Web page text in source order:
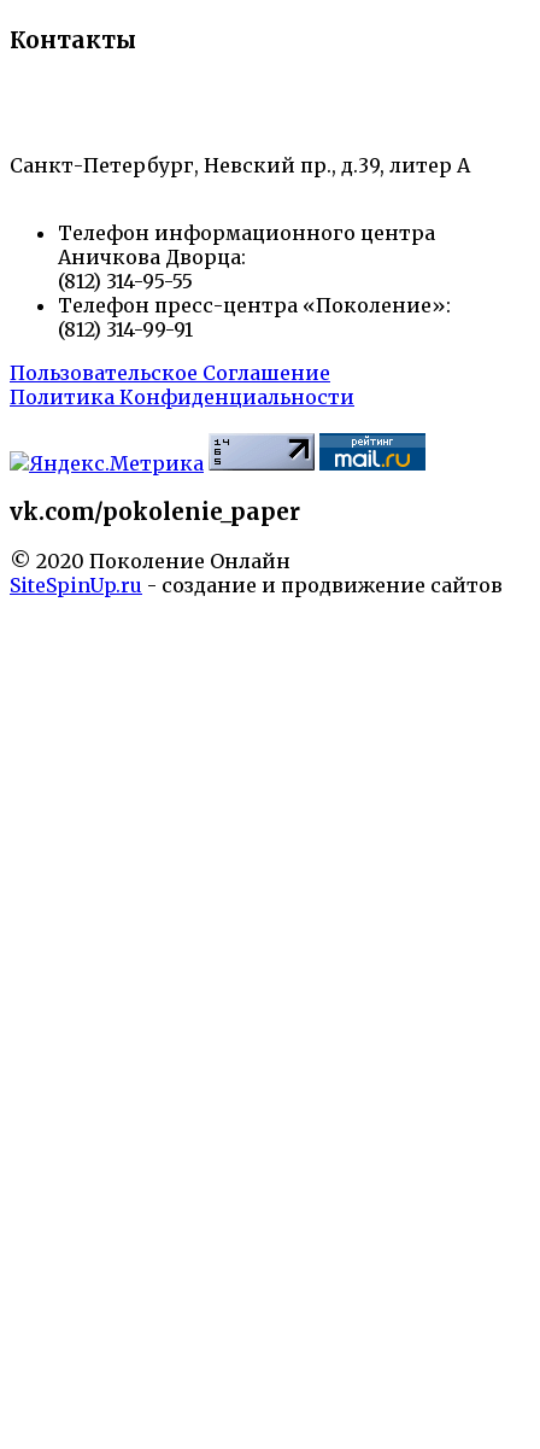
Контакты
Санкт-Петербург, Невский пр., д.39, литер А
Телефон информационного центра
Аничкова Дворца:
(812) 314-95-55
Телефон пресс-центра «Поколение»:
(812) 314-99-91
Пользовательское Соглашение
Политика Конфиденциальности
vk.com/pokolenie_paper
© 2020 Поколение Онлайн
SiteSpinUp.ru - создание и продвижение сайтов